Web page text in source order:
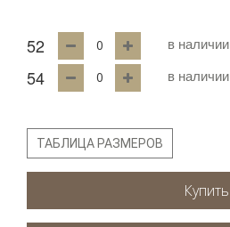
52 в наличии
54 в наличии
ТАБЛИЦА РАЗМЕРОВ
Купить